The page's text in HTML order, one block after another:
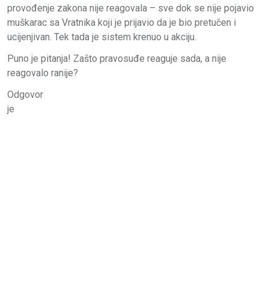
provođenje zakona nije reagovala – sve dok se nije pojavio
muškarac sa Vratnika koji je prijavio da je bio pretučen i
ucijenjivan. Tek tada je sistem krenuo u akciju.
Puno je pitanja! Zašto pravosuđe reaguje sada, a nije
reagovalo ranije?
Odgovor
je